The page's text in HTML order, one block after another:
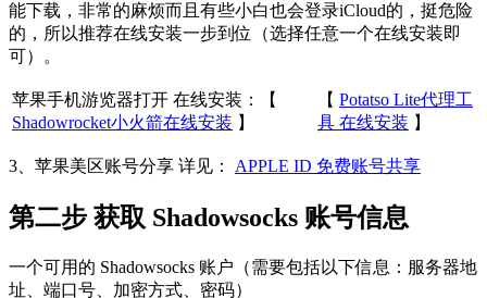
能下载，非常的麻烦而且有些小白也会登录iCloud的，挺危险
的，所以推荐在线安装一步到位（选择任意一个在线安装即
可）。
苹果手机游览器打开 在线安装：【
Shadowrocket小火箭在线安装 】
【 Potatso Lite代理工
具 在线安装 】
3、苹果美区账号分享 详见： APPLE ID 免费账号共享
第二步 获取 Shadowsocks 账号信息
一个可用的 Shadowsocks 账户（需要包括以下信息：服务器地
址、端口号、加密方式、密码）